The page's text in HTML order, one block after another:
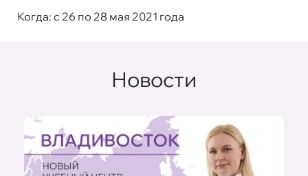
Когда: с 26 по 28 мая 2021 года
Новости